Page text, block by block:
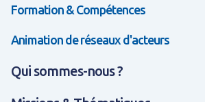
Formation & Compétences
Animation de réseaux d'acteurs
Qui sommes-nous ?